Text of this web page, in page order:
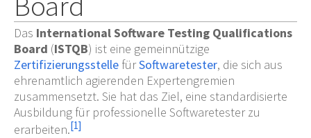
Das International Software Testing Qualifications
Board (ISTQB) ist eine gemeinnützige
Zertifizierungsstelle fürSoftwaretester, die sich aus
ehrenamtlich agierenden Expertengremien
zusammensetzt. Sie hat das Ziel, eine standardisierte
Ausbildung für professionelle Softwaretester zu
erarbeiten.[1]